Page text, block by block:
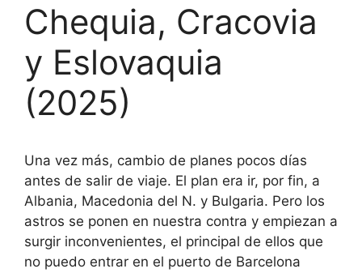
Chequia, Cracovia
y Eslovaquia
(2025)
Una vez más, cambio de planes pocos días
antes de salir de viaje. El plan era ir, por fin, a
Albania, Macedonia del N. y Bulgaria. Pero los
astros se ponen en nuestra contra y empiezan a
surgir inconvenientes, el principal de ellos que
no puedo entrar en el puerto de Barcelona